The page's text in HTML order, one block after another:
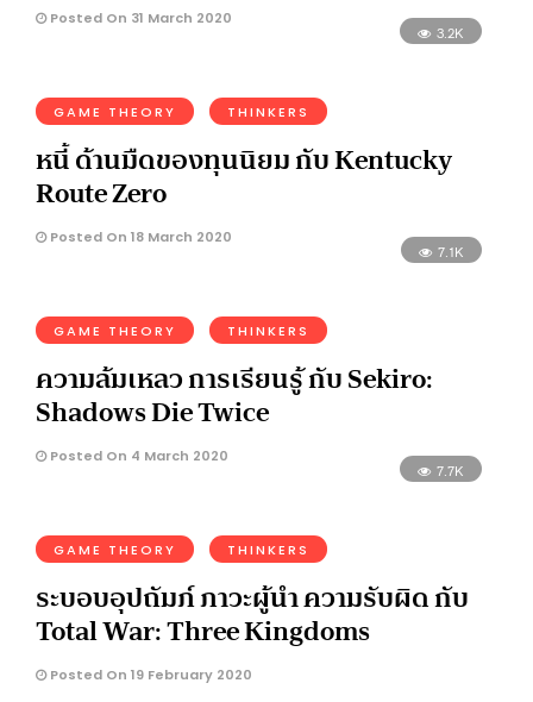
Posted On 31 March 2020
3.2K
GAME THEORY THINKERS
หนี้ ด้านมืดของทุนนิยม กับ Kentucky
Route Zero
Posted On 18 March 2020
7.1K
GAME THEORY THINKERS
ความล้มเหลว การเรียนรู้ กับ Sekiro:
Shadows Die Twice
Posted On 4 March 2020
7.7K
GAME THEORY THINKERS
ระบอบอุปถัมภ์ ภาวะผู้นำ ความรับผิด กับ
Total War: Three Kingdoms
Posted On 19 February 2020